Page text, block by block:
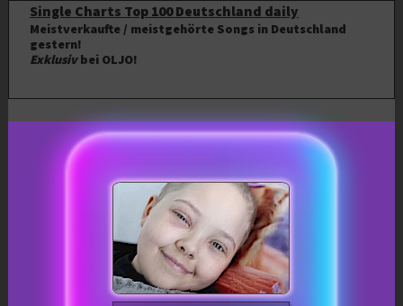
Single Charts Top 100 Deutschland daily
Meistverkaufte / meistgehörte Songs in Deutschland
gestern!
Exklusivbei OLJO!